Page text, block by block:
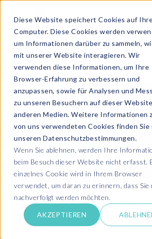
Diese Website speichert Cookies auf
Computer. Diese Cookies werden
um Informationen darüber zu sammeln,
mit unserer Website interagieren. Wir
verwenden diese Informationen, um Ihre
Browser-Erfahrung zu verbessern und
anzupassen, sowie für Analysen und
zu unseren Besuchern auf dieser
anderen Medien. Weitere Informationen
von uns verwendeten Cookies finden Sie
unseren Datenschutzbestimmungen.
Wenn Sie ablehnen, werden Ihre
beim Besuch dieser Website nicht erfasst.
einzelnes Cookie wird in Ihrem Browser
verwendet, um daran zu erinnern, dass Sie
nachverfolgt werden möchten.
AKZEPTIEREN
Payroll Outsourcing im
Wer über Payroll Outsourcing